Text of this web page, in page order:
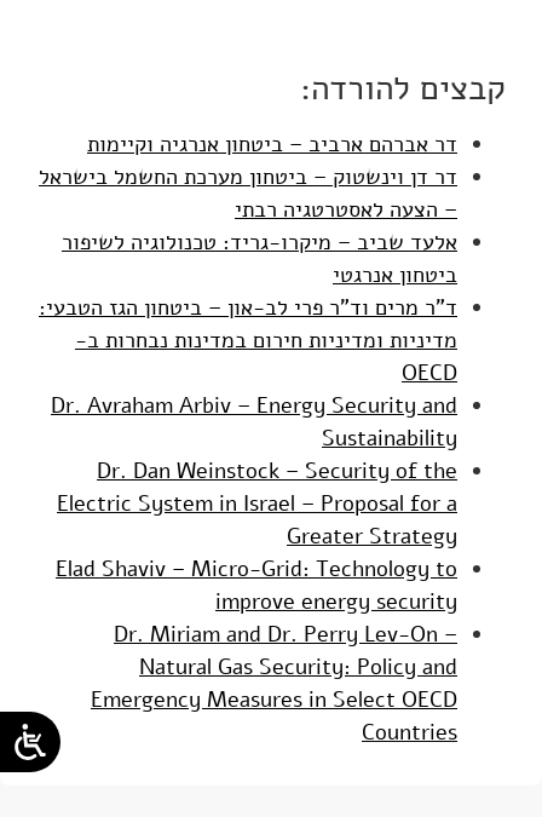
קבצים להורדה:
דר אברהם ארביב – ביטחון אנרגיה וקיימות
דר דן וינשטוק – ביטחון מערכת החשמל בישראל
– הצעה לאסטרטגיה רבתי
אלעד שביב – מיקרו-גריד: טכנולוגיה לשיפור
ביטחון אנרגטי
ד"ר מרים וד"ר פרי לב-און – ביטחון הגז הטבעי:
מדיניות ומדיניות חירום במדינות נבחרות ב-
OECD
Dr. Avraham Arbiv – Energy Security and
Sustainability
Dr. Dan Weinstock – Security of the
Electric System in Israel – Proposal for a
Greater Strategy
Elad Shaviv – Micro-Grid: Technology to
improve energy security
Dr. Miriam and Dr. Perry Lev-On –
Natural Gas Security: Policy and
Emergency Measures in Select OECD
Countries